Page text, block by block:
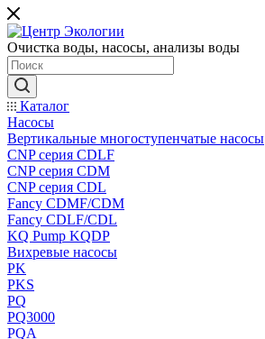
Очистка воды, насосы, анализы воды
Каталог
Насосы
Вертикальные многоступенчатые насосы
CNP серия CDLF
CNP серия CDM
CNP серия CDL
Fancy CDMF/CDM
Fancy CDLF/CDL
KQ Pump KQDP
Вихревые насосы
PK
PKS
PQ
PQ3000
PQA